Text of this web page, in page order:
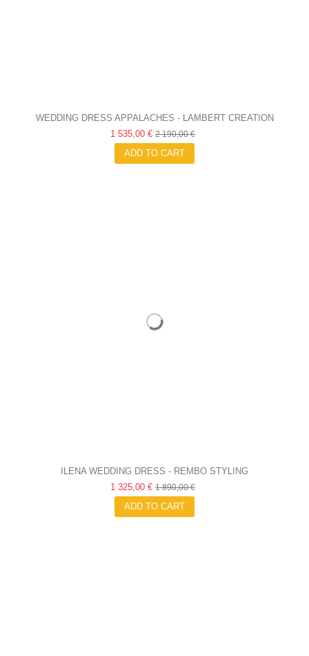
WEDDING DRESS APPALACHES - LAMBERT CREATION
1 535,00 € 2 190,00 €
ADD TO CART
ILENA WEDDING DRESS - REMBO STYLING
1 325,00 € 1 890,00 €
ADD TO CART